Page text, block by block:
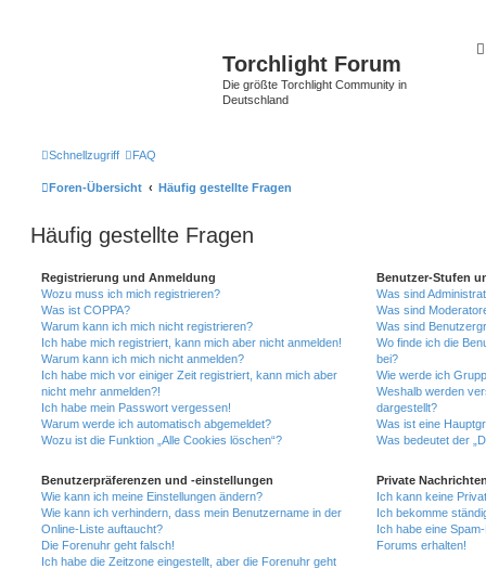
Torchlight Forum
Die größte Torchlight Community in
Deutschland
Schnellzugriff FAQ
Foren-Übersicht Häufig gestellte Fragen
Häufig gestellte Fragen
Registrierung und Anmeldung
Wozu muss ich mich registrieren?
Was ist COPPA?
Warum kann ich mich nicht registrieren?
Ich habe mich registriert, kann mich aber nicht anmelden!
Warum kann ich mich nicht anmelden?
Ich habe mich vor einiger Zeit registriert, kann mich aber
nicht mehr anmelden?!
Ich habe mein Passwort vergessen!
Warum werde ich automatisch abgemeldet?
Wozu ist die Funktion „Alle Cookies löschen“?
Benutzerpräferenzen und -einstellungen
Wie kann ich meine Einstellungen ändern?
Wie kann ich verhindern, dass mein Benutzername in der
Online-Liste auftaucht?
Die Forenuhr geht falsch!
Ich habe die Zeitzone eingestellt, aber die Forenuhr geht
Benutzer-Stufen
Was sind
Was sind
Was sind
Wo finde ich die
bei?
Wie werde ich
Weshalb werden
dargestellt?
Was ist eine
Was bedeutet der
Private
Ich kann keine
Ich bekomme
Ich habe eine
Forums erhalten!